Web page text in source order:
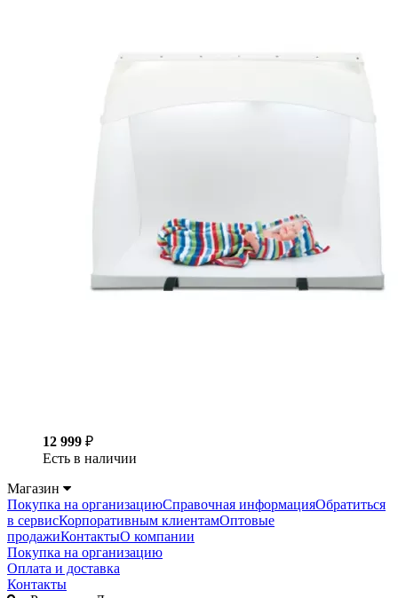
12 999 ₽
Есть в наличии
Магазин
Покупка на организациюСправочная информацияОбратиться
в сервисКорпоративным клиентамОптовые
продажиКонтактыО компании
Покупка на организацию
Оплата и доставка
Контакты